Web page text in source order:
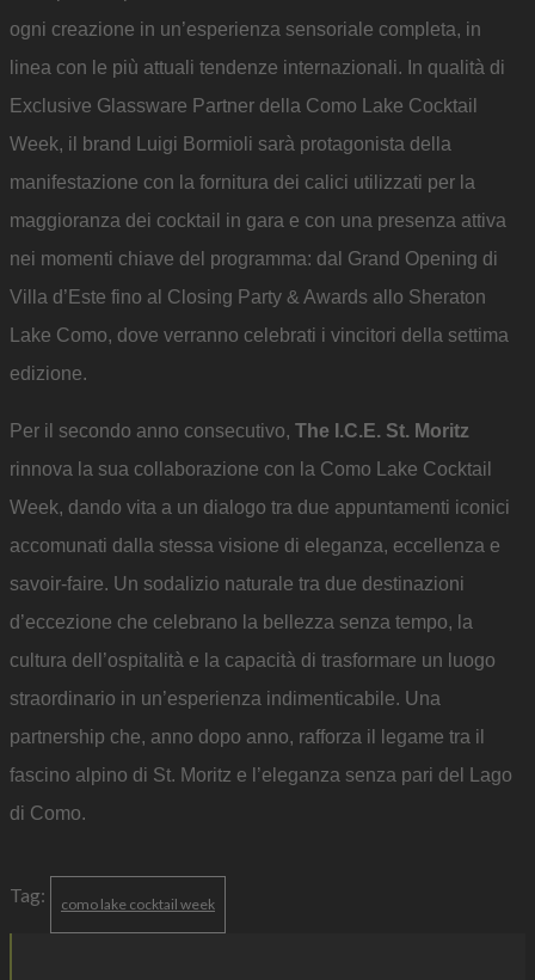
ogni creazione in un’esperienza sensoriale completa, in
linea con le più attuali tendenze internazionali. In qualità di
Exclusive Glassware Partner della Como Lake Cocktail
Week, il brand Luigi Bormioli sarà protagonista della
manifestazione con la fornitura dei calici utilizzati per la
maggioranza dei cocktail in gara e con una presenza attiva
nei momenti chiave del programma: dal Grand Opening di
Villa d’Este fino al Closing Party & Awards allo Sheraton
Lake Como, dove verranno celebrati i vincitori della settima
edizione.
Per il secondo anno consecutivo, The I.C.E. St. Moritz
rinnova la sua collaborazione con la Como Lake Cocktail
Week, dando vita a un dialogo tra due appuntamenti iconici
accomunati dalla stessa visione di eleganza, eccellenza e
savoir-faire. Un sodalizio naturale tra due destinazioni
d’eccezione che celebrano la bellezza senza tempo, la
cultura dell’ospitalità e la capacità di trasformare un luogo
straordinario in un’esperienza indimenticabile. Una
partnership che, anno dopo anno, rafforza il legame tra il
fascino alpino di St. Moritz e l’eleganza senza pari del Lago
di Como.
Tag: como lake cocktail week